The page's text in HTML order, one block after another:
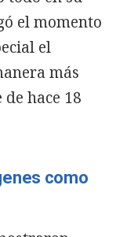
el momento
el
más
hace 18
como